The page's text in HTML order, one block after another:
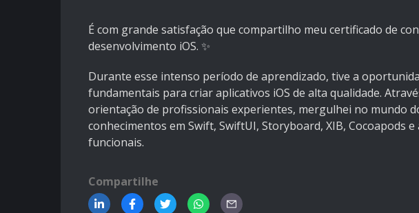
É com grande satisfação que compartilho meu certificado de
desenvolvimento iOS. ✨
Durante esse intenso período de aprendizado, tive a
fundamentais para criar aplicativos iOS de alta qualidade.
orientação de profissionais experientes, mergulhei no mundo
conhecimentos em Swift, SwiftUI, Storyboard, XIB, Cocoapods
funcionais.
Compartilhe